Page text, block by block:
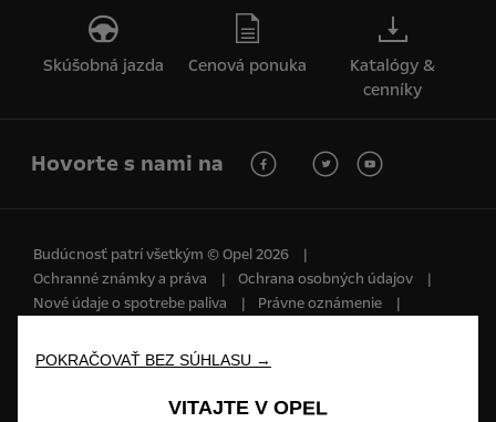
Skúšobná jazda Cenová ponuka
Katalógy &
cenníky
Hovorte s nami na
Budúcnosť patrí všetkým © Opel 2026
Ochranné známky a práva
Ochrana osobných údajov
Nové údaje o spotrebe paliva
Právne oznámenie
Nastavenia cookies
POKRAČOVAŤ BEZ SÚHLASU →
VITAJTE V OPEL